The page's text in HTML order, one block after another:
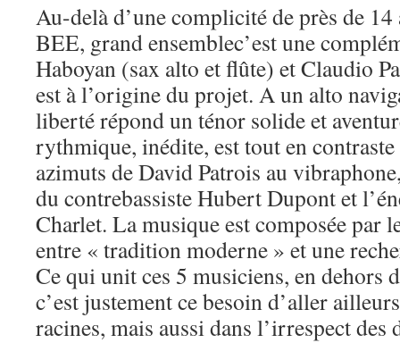
Au-delà d’une complicité de près de 14
BEE, grand ensemblec’est une
Haboyan (sax alto et flûte) et Claudio
est à l’origine du projet. A un alto
liberté répond un ténor solide et
rythmique, inédite, est tout en
azimuts de David Patrois au
du contrebassiste Hubert Dupont et
Charlet. La musique est composée par
entre « tradition moderne » et une
Ce qui unit ces 5 musiciens, en dehors
c’est justement ce besoin d’aller
racines, mais aussi dans l’irrespect des